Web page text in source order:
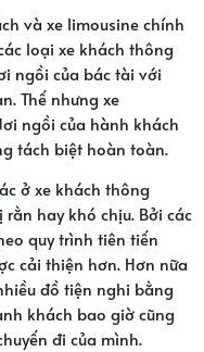
và xe limousine chính
loại xe khách thông
ngồi của bác tài với
Thế nhưng xe
ngồi của hành khách
tách biệt hoàn toàn.
ở xe khách thông
hay khó chịu. Bởi các
quy trình tiên tiến
cải thiện hơn. Hơn nữa
đồ tiện nghi bằng
khách bao giờ cũng
đi của mình.